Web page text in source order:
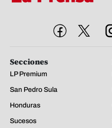
Secciones
LP Premium
San Pedro Sula
Honduras
Sucesos